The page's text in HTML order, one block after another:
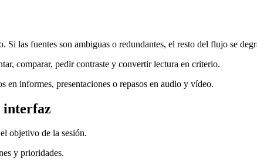
las fuentes son ambiguas o redundantes, el resto del flujo se
comparar, pedir contraste y convertir lectura en criterio.
en informes, presentaciones o repasos en audio y vídeo.
interfaz
objetivo de la sesión.
y prioridades.